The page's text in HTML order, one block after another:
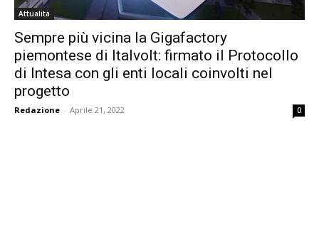
Attualità
Sempre più vicina la Gigafactory
piemontese di Italvolt: firmato il Protocollo
di Intesa con gli enti locali coinvolti nel
progetto
Redazione - Aprile 21, 2022 0